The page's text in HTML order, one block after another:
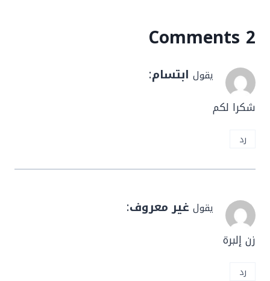
2 Comments
يقول ابتسام:
شكرا لكم
رد
يقول غير معروف:
زن إلبرة
رد